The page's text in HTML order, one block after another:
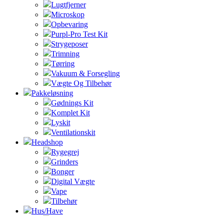
Lugtfjerner
Microskop
Opbevaring
Purpl-Pro Test Kit
Strygeposer
Trimning
Tørring
Vakuum & Forsegling
Vægte Og Tilbehør
Pakkeløsning
Gødnings Kit
Komplet Kit
Lyskit
Ventilationskit
Headshop
Rygegrej
Grinders
Bonger
Digital Vægte
Vape
Tilbehør
Hus/Have